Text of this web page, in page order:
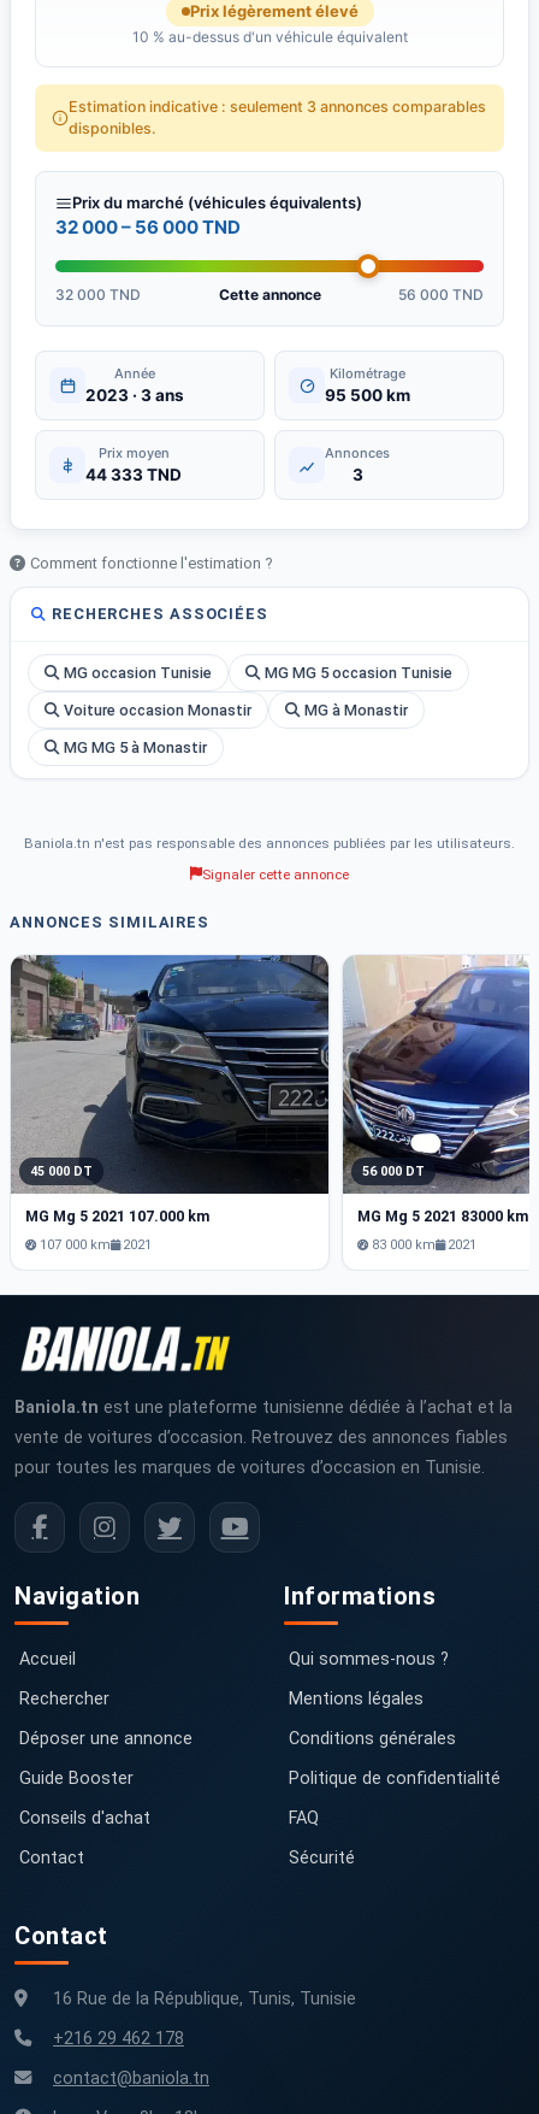
Prix légèrement élevé
10 % au-dessus d'un véhicule équivalent
Estimation indicative : seulement 3 annonces comparables
disponibles.
Prix du marché (véhicules équivalents)
32 000 – 56 000 TND
32 000 TND Cette annonce 56 000 TND
Année
2023 · 3 ans
Kilométrage
95 500 km
Prix moyen
44 333 TND
Annonces
3
Comment fonctionne l'estimation ?
RECHERCHES ASSOCIÉES
MG occasion Tunisie MG MG 5 occasion Tunisie
Voiture occasion Monastir MG à Monastir
MG MG 5 à Monastir
Baniola.tn n'est pas responsable des annonces publiées par les utilisateurs.
Signaler cette annonce
ANNONCES SIMILAIRES
45 000 DT
MG Mg 5 2021 107.000 km
107 000 km 2021
56 000 DT
MG Mg 5 2021 83000 km
83 000 km 2021
Baniola.tn est une plateforme tunisienne dédiée à l’achat et la
vente de voitures d’occasion. Retrouvez des annonces fiables
pour toutes les marques de voitures d’occasion en Tunisie.
Navigation
Accueil
Rechercher
Déposer une annonce
Guide Booster
Conseils d'achat
Contact
Informations
Qui sommes-nous ?
Mentions légales
Conditions générales
Politique de confidentialité
FAQ
Sécurité
Contact
16 Rue de la République, Tunis, Tunisie
+216 29 462 178
contact@baniola.tn